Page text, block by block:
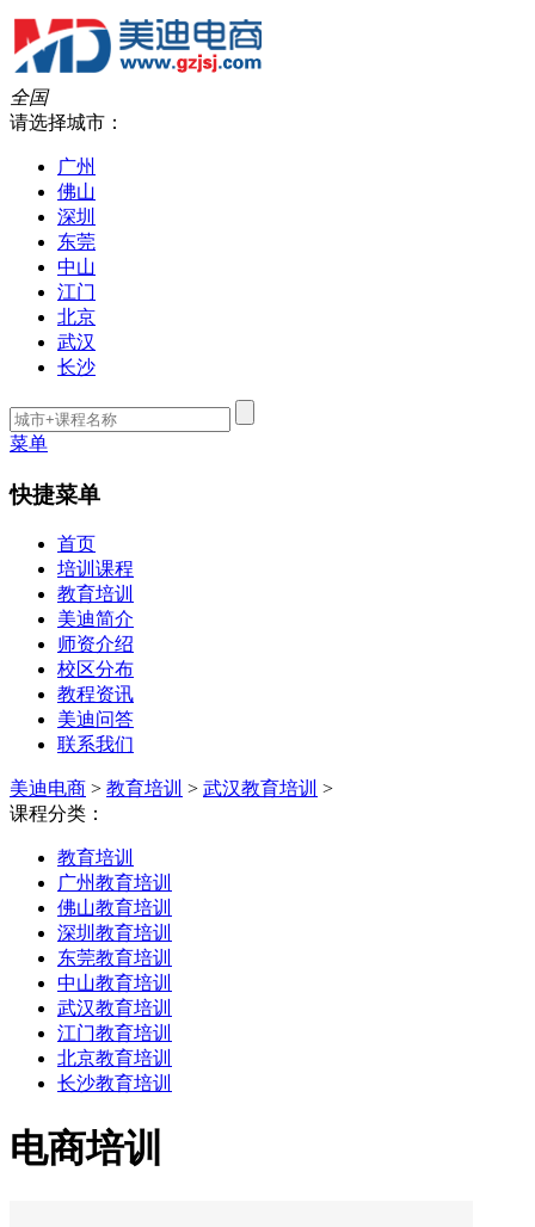
全国
请选择城市：
广州
佛山
深圳
东莞
中山
江门
北京
武汉
长沙
菜单
快捷菜单
首页
培训课程
教育培训
美迪简介
师资介绍
校区分布
教程资讯
美迪问答
联系我们
美迪电商 > 教育培训 > 武汉教育培训 >
课程分类：
教育培训
广州教育培训
佛山教育培训
深圳教育培训
东莞教育培训
中山教育培训
武汉教育培训
江门教育培训
北京教育培训
长沙教育培训
电商培训